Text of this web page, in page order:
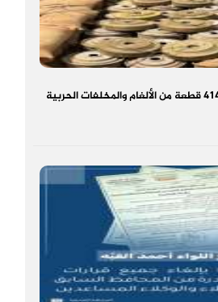
مشروع «مسام» يتلف 4141 قطعة من الألغام والمخلفات الحربية